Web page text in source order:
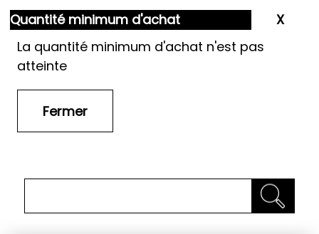
Quantité minimum d'achat
La quantité minimum d'achat n'est pas
atteinte